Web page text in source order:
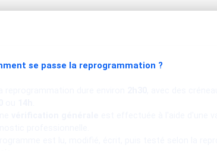
se passe la reprogrammation ?